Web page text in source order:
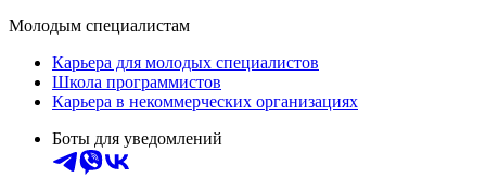
Молодым специалистам
Карьера для молодых специалистов
Школа программистов
Карьера в некоммерческих организациях
Боты для уведомлений